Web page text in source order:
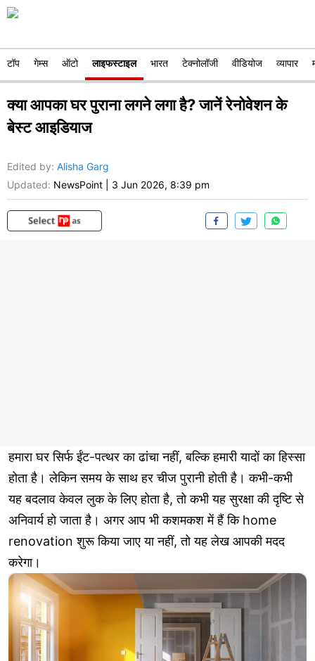
टॉप गेम्स ऑटो लाइफस्टाइल भारत टेक्नोलॉजी वीडियोज व्यापार
क्या आपका घर पुराना लगने लगा है? जानें रेनोवेशन के
बेस्ट आइडियाज
Edited by: Alisha Garg
Updated: NewsPoint 3 Jun 2026, 8:39 pm
हमारा घर सिर्फ ईंट-पत्थर का ढांचा नहीं, बल्कि हमारी यादों का हिस्सा
होता है। लेकिन समय के साथ हर चीज पुरानी होती है। कभी-कभी
यह बदलाव केवल लुक के लिए होता है, तो कभी यह सुरक्षा की दृष्टि से
अनिवार्य हो जाता है। अगर आप भी कशमकश में हैं कि home
renovation शुरू किया जाए या नहीं, तो यह लेख आपकी मदद
करेगा।